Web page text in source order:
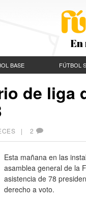
BASE FÚTBOL
de liga
|2
Esta mañana en las
asamblea general de la
asistencia de 78
derecho a voto.